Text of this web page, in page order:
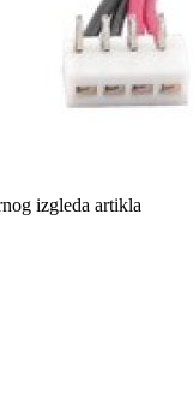
izgleda artikla